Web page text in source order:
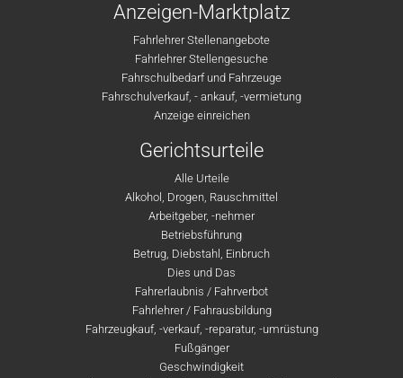
Anzeigen-Marktplatz
Fahrlehrer Stellenangebote
Fahrlehrer Stellengesuche
Fahrschulbedarf und Fahrzeuge
Fahrschulverkauf, - ankauf, -vermietung
Anzeige einreichen
Gerichtsurteile
Alle Urteile
Alkohol, Drogen, Rauschmittel
Arbeitgeber, -nehmer
Betriebsführung
Betrug, Diebstahl, Einbruch
Dies und Das
Fahrerlaubnis / Fahrverbot
Fahrlehrer / Fahrausbildung
Fahrzeugkauf, -verkauf, -reparatur, -umrüstung
Fußgänger
Geschwindigkeit